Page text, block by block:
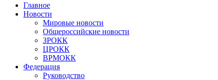
Главное
Новости
Мировые новости
Общероссийские новости
ЗРОКК
ЦРОКК
ВРМОКК
Федерация
Руководство